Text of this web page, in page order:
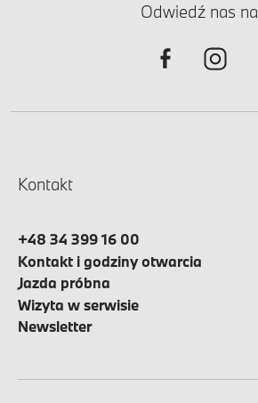
Odwiedź nas na
Kontakt
+48 34 399 16 00
Kontakt i godziny otwarcia
Jazda próbna
Wizyta w serwisie
Newsletter